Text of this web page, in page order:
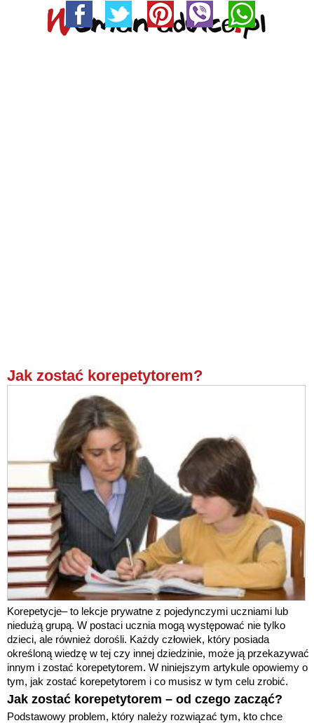
Jak zostać korepetytorem?
Korepetycje– to lekcje prywatne z pojedynczymi uczniami lub
niedużą grupą. W postaci ucznia mogą występować nie tylko
dzieci, ale również dorośli. Każdy człowiek, który posiada
określoną wiedzę w tej czy innej dziedzinie, może ją przekazywać
innym i zostać korepetytorem. W niniejszym artykule opowiemy o
tym, jak zostać korepetytorem i co musisz w tym celu zrobić.
Jak zostać korepetytorem – od czego zacząć?
Podstawowy problem, który należy rozwiązać tym, kto chce